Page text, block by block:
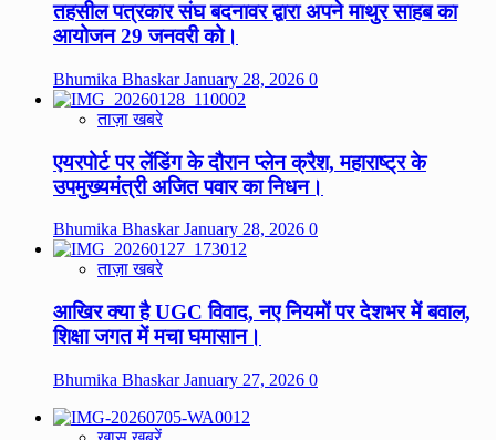
तहसील पत्रकार संघ बदनावर द्वारा अपने माथुर साहब का
आयोजन 29 जनवरी को।
Bhumika BhaskarJanuary 28, 2026 0
ताज़ा खबरे
एयरपोर्ट पर लेंडिंग के दौरान प्लेन क्रैश, महाराष्ट्र के
उपमुख्यमंत्री अजित पवार का निधन।
Bhumika BhaskarJanuary 28, 2026 0
ताज़ा खबरे
आखिर क्या है UGC विवाद, नए नियमों पर देशभर में बवाल,
शिक्षा जगत में मचा घमासान।
Bhumika BhaskarJanuary 27, 2026 0